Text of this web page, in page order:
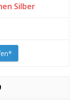
Silber